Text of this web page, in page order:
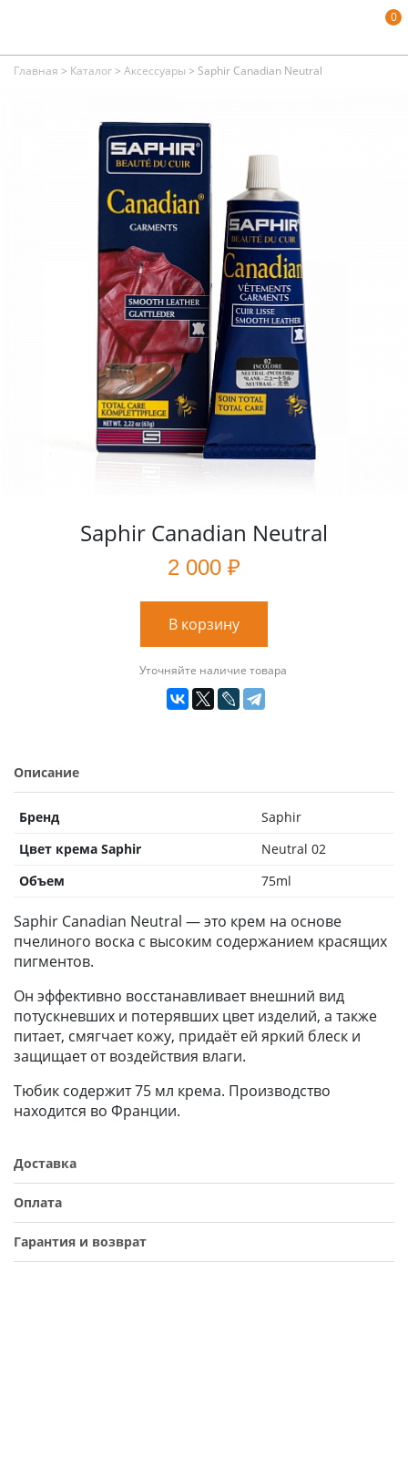
0
Главная > Каталог> Аксессуары > Saphir Canadian Neutral
Saphir Canadian Neutral
2 000 ₽
В корзину
Уточняйте наличие товара
Описание
Бренд
Saphir
Цвет крема Saphir
Neutral 02
Объем
75ml
Saphir Canadian Neutral — это крем на основе
пчелиного воска с высоким содержанием красящих
пигментов.
Он эффективно восстанавливает внешний вид
потускневших и потерявших цвет изделий, а также
питает, смягчает кожу, придаёт ей яркий блеск и
защищает от воздействия влаги.
Тюбик содержит 75 мл крема. Производство
находится во Франции.
Доставка
Оплата
Гарантия и возврат